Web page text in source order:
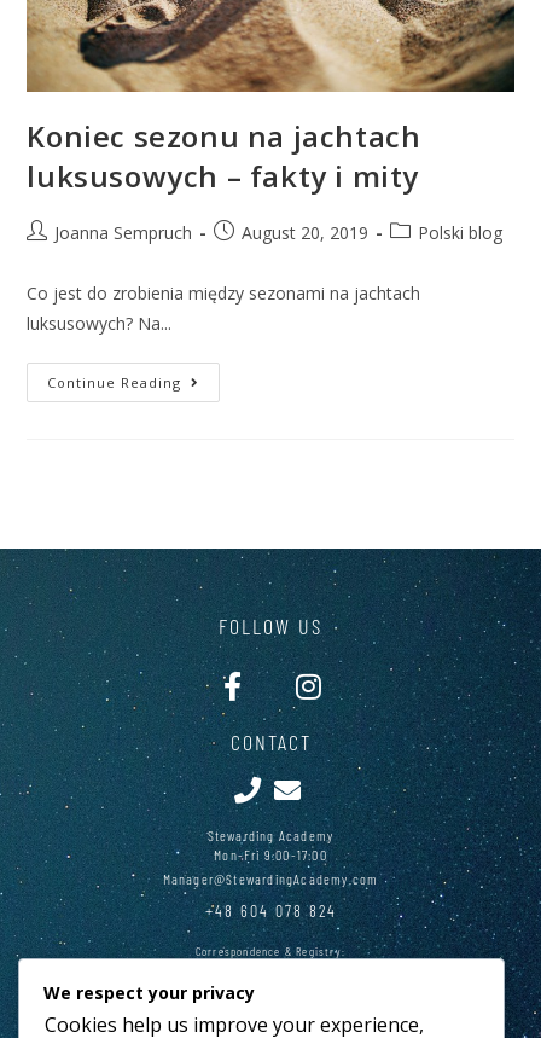
Koniec sezonu na jachtach
luksusowych – fakty i mity
Joanna Sempruch August 20, 2019 Polski blog
Co jest do zrobienia między sezonami na jachtach
luksusowych? Na...
Continue Reading
FOLLOW US
CONTACT
Stewarding Academy
Mon-Fri 9:00-17:00
Manager@StewardingAcademy.com
+48 604 078 824
Correspondence & Registry:
We respect your privacy
Cookies help us improve your experience,